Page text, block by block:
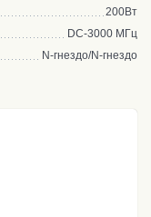
200Вт
DC-3000 МГц
N-гнездо/N-гнездо